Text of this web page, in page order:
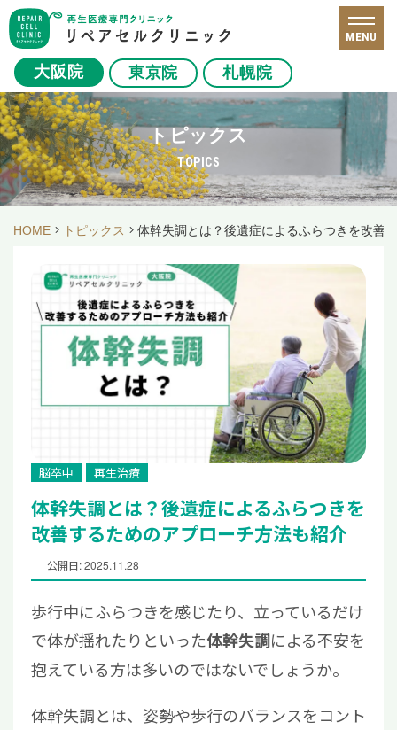
大阪院 東京院 札幌院
MENU
トピックス
TOPICS
HOME トピックス 体幹失調とは？後遺症によるふらつきを改善
脳卒中 再生治療
体幹失調とは？後遺症によるふらつきを
改善するためのアプローチ方法も紹介
公開日: 2025.11.28
歩行中にふらつきを感じたり、立っているだけ
で体が揺れたりといった体幹失調による不安を
抱えている方は多いのではないでしょうか。
体幹失調とは、姿勢や歩行のバランスをコント